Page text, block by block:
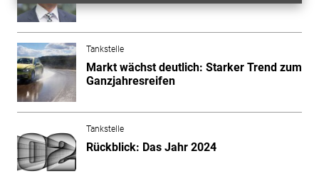
Tankstelle
Markt wächst deutlich: Starker Trend zum
Ganzjahresreifen
Tankstelle
Rückblick: Das Jahr 2024